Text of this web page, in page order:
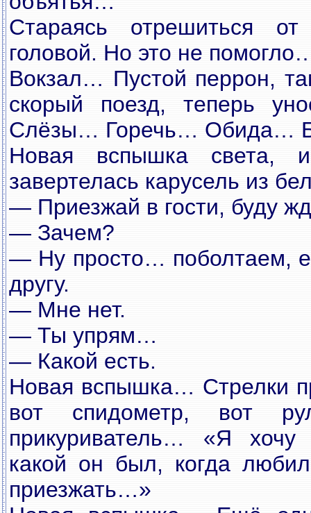
Стараясь отрешиться
головой. Но это не
Вокзал… Пустой перрон,
скорый поезд, теперь
Слёзы… Горечь… Обида…
Новая вспышка света,
завертелась карусель из
— Приезжай в гости, буду
— Зачем?
— Ну просто… поболтаем,
другу.
— Мне нет.
— Ты упрям…
— Какой есть.
Новая вспышка… Стрелки
вот спидометр, вот
прикуриватель… «Я хочу
какой он был, когда
приезжать…»